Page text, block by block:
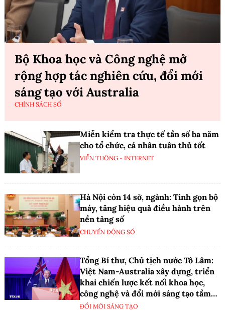
Bộ Khoa học và Công nghệ mở
rộng hợp tác nghiên cứu, đổi mới
sáng tạo với Australia
CHÍNH SÁCH SỐ
Miễn kiểm tra thực tế tần số ba năm
cho tổ chức, cá nhân tuân thủ tốt
VIỄN THÔNG - INTERNET
Hà Nội còn 14 sở, ngành: Tinh gọn bộ
máy, tăng hiệu quả điều hành trên
nền tảng số
CHUYỂN ĐỘNG SỐ
Tổng Bí thư, Chủ tịch nước Tô Lâm:
Việt Nam-Australia xây dựng, triển
khai chiến lược kết nối khoa học,
công nghệ và đổi mới sáng tạo tầm
nhìn dài hạn
ĐỔI MỚI SÁNG TẠO